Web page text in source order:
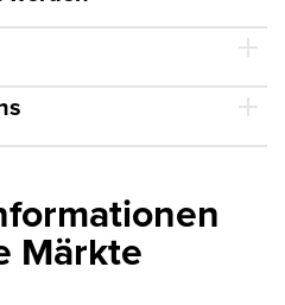
Märkte